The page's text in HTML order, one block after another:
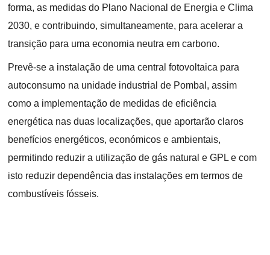
forma, as medidas do Plano Nacional de Energia e Clima
2030, e contribuindo, simultaneamente, para acelerar a
transição para uma economia neutra em carbono.
Prevê-se a instalação de uma central fotovoltaica para
autoconsumo na unidade industrial de Pombal, assim
como a implementação de medidas de eficiência
energética nas duas localizações, que aportarão claros
benefícios energéticos, económicos e ambientais,
permitindo reduzir a utilização de gás natural e GPL e com
isto reduzir dependência das instalações em termos de
combustíveis fósseis.